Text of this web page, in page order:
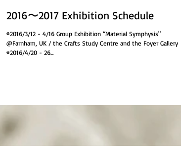
2016〜2017 Exhibition Schedule
◉2016/3/12 - 4/16 Group Exhibition “Material Symphysis"
@Farnham, UK / the Crafts Study Centre and the Foyer Gallery
◉2016/4/20 - 26...